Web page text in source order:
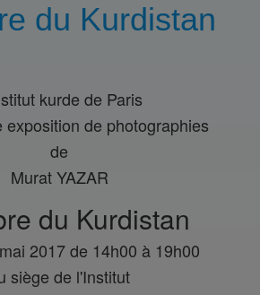
du Kurdistan
kurde de Paris
exposition de photographies
de
Murat YAZAR
du Kurdistan
2017 de 14h00 à 19h00
siège de l'Institut